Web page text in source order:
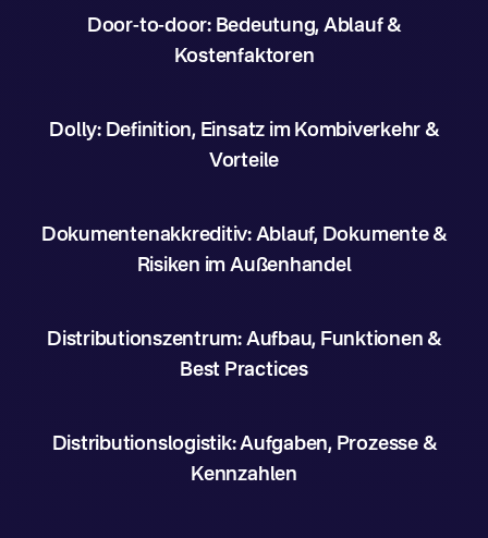
Door-to-door: Bedeutung, Ablauf &
Kostenfaktoren
Dolly: Definition, Einsatz im Kombiverkehr &
Vorteile
Dokumentenakkreditiv: Ablauf, Dokumente &
Risiken im Außenhandel
Distributionszentrum: Aufbau, Funktionen &
Best Practices
Distributionslogistik: Aufgaben, Prozesse &
Kennzahlen